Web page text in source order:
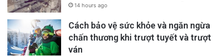
14 hours ago
Cách bảo vệ sức khỏe và ngăn ngừa
chấn thương khi trượt tuyết và trượt
ván